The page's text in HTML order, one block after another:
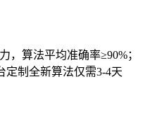
，算法平均准确率≥90%；
定制全新算法仅需3-4天